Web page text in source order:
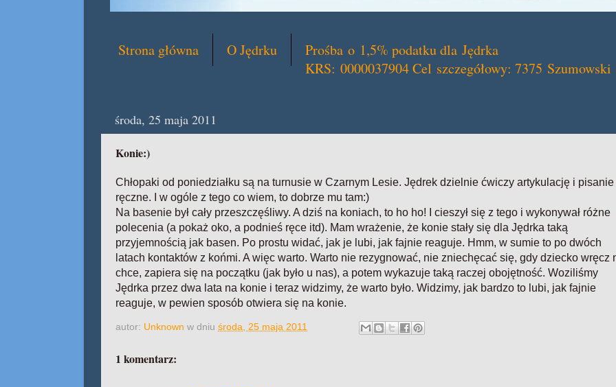
Strona główna O Jędrku
Prośba o 1,5% podatku dla Jędrka
KRS: 0000037904 Cel szczegółowy: 7375 Szumowski
środa, 25 maja 2011
Konie:)
Chłopaki od poniedziałku są na turnusie w Czarnym Lesie. Jędrek dzielnie ćwiczy artykulację i pisanie
ręczne. I w ogóle z tego co wiem, to dobrze mu tam:)
Na basenie był cały przeszczęśliwy. A dziś na koniach, to ho ho! I cieszył się z tego i wykonywał różne
polecenia (a pokaż oko, a podnieś ręce itd). Mam wrażenie, że konie stały się dla Jędrka taką
przyjemnością jak basen. Po prostu widać, jak je lubi, jak fajnie reaguje. Hmm, w sumie to po dwóch
latach kontaktów z końmi. A więc warto. Warto nie rezygnować, nie zniechęcać się, gdy dziecko wręcz
chce, zapiera się na początku (jak było u nas), a potem wykazuje taką raczej obojętność. Woziliśmy
Jędrka przez dwa lata na konie i teraz widzimy, że warto było. Widzimy, jak bardzo to lubi, jak fajnie
reaguje, w pewien sposób otwiera się na konie.
autor: Unknown w dniu środa, 25 maja 2011
1 komentarz: